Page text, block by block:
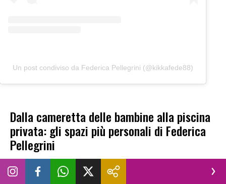
Un post condiviso da Federica Pellegrini (@kikkafede88)
Dalla cameretta delle bambine alla piscina
privata: gli spazi più personali di Federica
Pellegrini
La casa di Federica Pellegrini racconta anche la sua nuova
dimensione familiare. La cameretta di Matilde e Rachele è